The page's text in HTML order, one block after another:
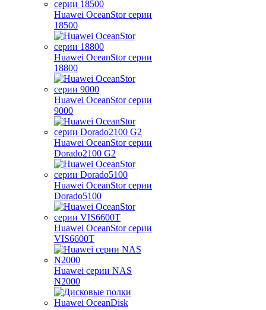
Huawei OceanStor серии
18500
Huawei OceanStor серии
18800
Huawei OceanStor серии
9000
Huawei OceanStor серии
Dorado2100 G2
Huawei OceanStor серии
Dorado5100
Huawei OceanStor серии
VIS6600T
Huawei серии NAS
N2000